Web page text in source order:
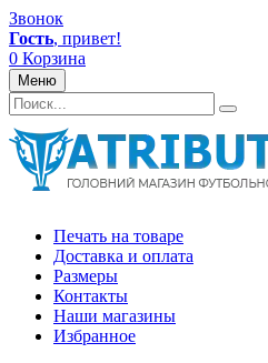
Звонок
Гость, привет!
0 Корзина
Меню
Печать на товаре
Доставка и оплата
Размеры
Контакты
Наши магазины
Избранное